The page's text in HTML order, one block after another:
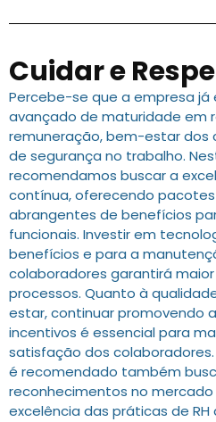
Cuidar e
Percebe-se que a empresa
avançado de maturidade em
remuneração, bem-estar dos
de segurança no trabalho.
recomendamos buscar a
contínua, oferecendo
abrangentes de benefícios
funcionais. Investir em
benefícios e para a
colaboradores garantirá
processos. Quanto à
estar, continuar promovendo
incentivos é essencial para
satisfação dos
é recomendado também
reconhecimentos no
excelência das práticas de RH